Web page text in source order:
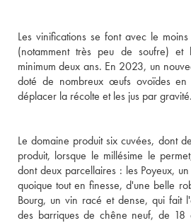
Les vinifications se font avec le
(notamment très peu de soufre) et
minimum deux ans. En 2023, un
doté de nombreux œufs ovoïdes en
déplacer la récolte et les jus par gravité.
Le domaine produit six cuvées, dont
produit, lorsque le millésime le
dont deux parcellaires : les Poyeux,
quoique tout en finesse, d'une belle
Bourg, un vin racé et dense, qui fait
des barriques de chêne neuf, de